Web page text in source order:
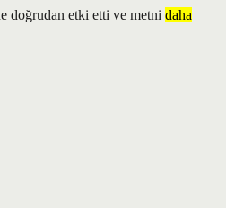
doğrudan etki etti ve metni daha